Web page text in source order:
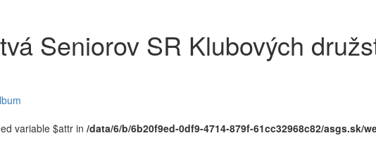
Seniorov SR Klubových
variable $attr in /data/6/b/6b20f9ed-0df9-4714-879f-61cc32968c82/asgs.sk/